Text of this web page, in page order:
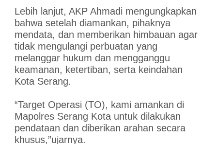
Lebih lanjut, AKP Ahmadi mengungkapkan
bahwa setelah diamankan, pihaknya
mendata, dan memberikan himbauan agar
tidak mengulangi perbuatan yang
melanggar hukum dan mengganggu
keamanan, ketertiban, serta keindahan
Kota Serang.
“Target Operasi (TO), kami amankan di
Mapolres Serang Kota untuk dilakukan
pendataan dan diberikan arahan secara
khusus,”ujarnya.